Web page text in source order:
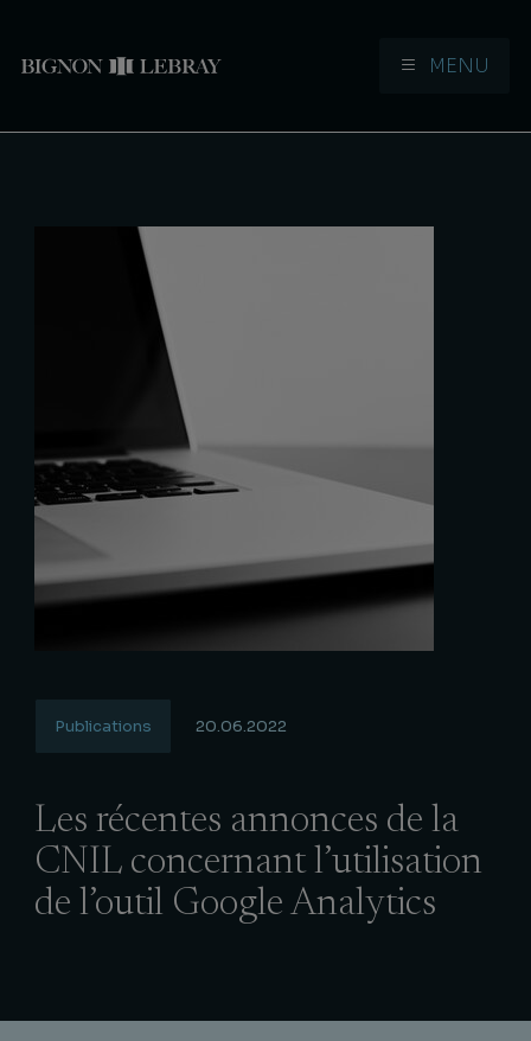
MENU
Publications 20.06.2022
Les récentes annonces de la
CNIL concernant l’utilisation
de l’outil Google Analytics